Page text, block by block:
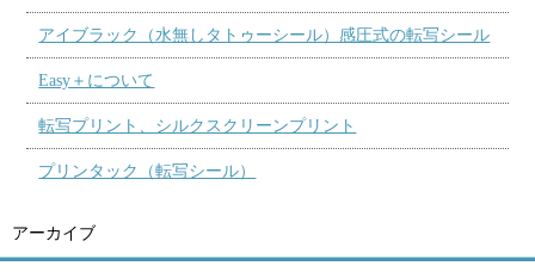
アイブラック（水無しタトゥーシール）感圧式の転写シール
Easy＋について
転写プリント、シルクスクリーンプリント
プリンタック（転写シール）
アーカイブ